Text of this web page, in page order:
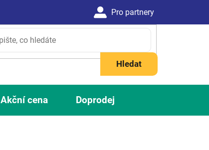
Hledat
Akční cena Doprodej